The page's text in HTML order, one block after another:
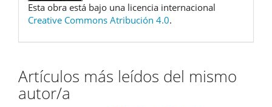
Esta obra está bajo una licencia internacional
Creative Commons Atribución 4.0.
Artículos más leídos del mismo
autor/a